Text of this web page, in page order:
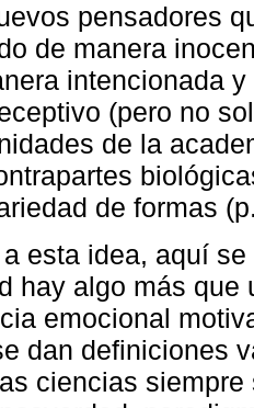
pensadores
de manera
intencionada
(pero no
de la
de formas
esta idea, aquí
hay algo más
emocional
dan definiciones
ciencias